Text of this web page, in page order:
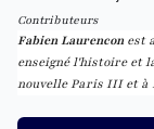
Contributeurs
Fabien Laurencon est
enseigné l'histoire et
nouvelle Paris III et à